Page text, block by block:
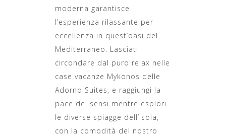
moderna garantisce
l’esperienza rilassante per
eccellenza in quest’oasi del
Mediterraneo. Lasciati
circondare dal puro relax nelle
case vacanze Mykonos delle
Adorno Suites, e raggiungi la
pace dei sensi mentre esplori
le diverse spiagge dell’isola,
con la comodità del nostro